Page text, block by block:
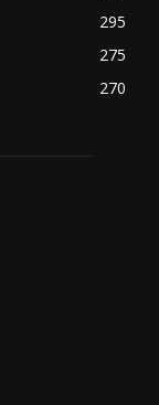
295
275
270